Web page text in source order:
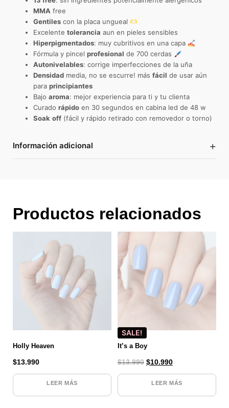
MMA free
Gentiles con la placa ungueal
Excelente tolerancia aun en pieles sensibles
Hiperpigmentados: muy cubritivos en una capa
Fórmula y pincel profesional de 700 cerdas
Autonivelables: corrige imperfecciones de la uña
Densidad media, no se escurre! más fácil de usar aún
para principiantes
Bajo aroma: mejor experiencia para ti y tu clienta
Curado rápido en 30 segundos en cabina led de 48 w
Soak off (fácil y rápido retirado con removedor o torno)
Información adicional +
Productos relacionados
Holly Heaven
$13.990
LEER MÁS
SALE!
It’s a Boy
$13.990 $10.990
LEER MÁS